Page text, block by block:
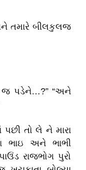
તમારે બીલકુલજ
જ પડેને…?” “અને
પછી તો લે ને મારા
ભાઇ અને ભાભી
રાજ્ભોગ પુરો